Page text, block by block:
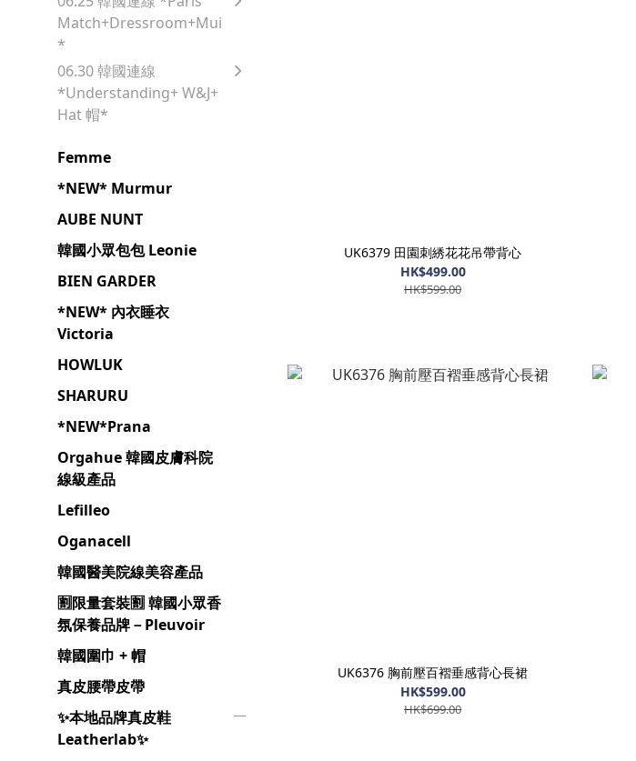
Match+Dressroom+Mui
*
06.30 韓國連線
*Understanding+ W&J+
Hat 帽*
Femme
*NEW* Murmur
AUBE NUNT
韓國小眾包包 Leonie
BIEN GARDER
*NEW* 內衣睡衣
Victoria
HOWLUK
SHARURU
*NEW*Prana
Orgahue 韓國皮膚科院
線級產品
Lefilleo
Oganacell
韓國醫美院線美容產品
🈹️限量套裝🈹️ 韓國小眾香
氛保養品牌－Pleuvoir
韓國圍巾 + 帽
真皮腰帶皮帶
✨本地品牌真皮鞋
Leatherlab✨
UK6379 田園刺綉花花吊帶背心
HK$499.00
HK$599.00
UK6376 胸前壓百褶垂感背心長裙
HK$599.00
HK$699.00